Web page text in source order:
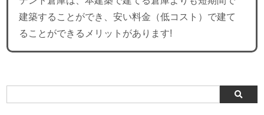
建築することができ、安い料金（低コスト）で建て
ることができるメリットがあります!